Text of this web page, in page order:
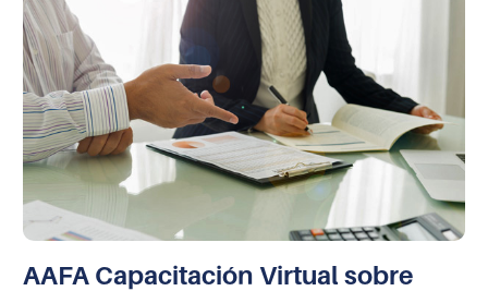
AAFA Capacitación Virtual sobre